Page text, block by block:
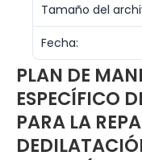
Tamaño del
Fecha:
PLAN DE
ESPECÍFICO
PARA LA